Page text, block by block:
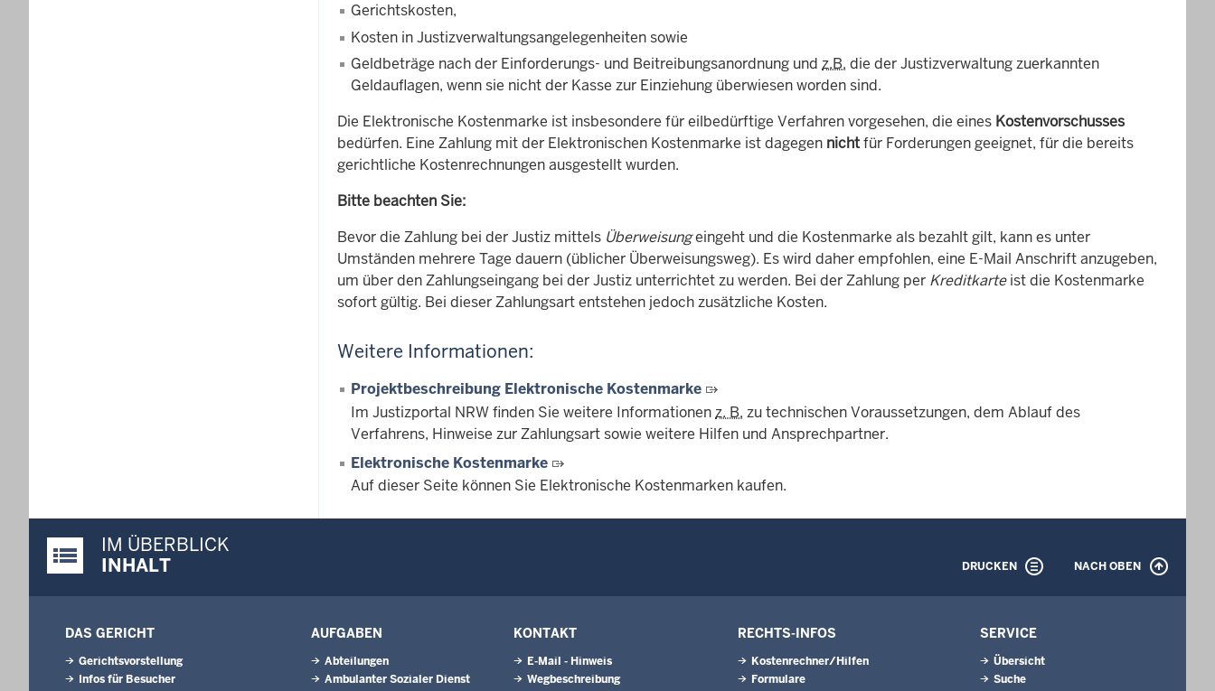
Gerichtskosten,
Kosten in Justizverwaltungsangelegenheiten sowie
Geldbeträge nach der Einforderungs- und Beitreibungsanordnung und z.B. die der Justizverwaltung zuerkannten
Geldauflagen, wenn sie nicht der Kasse zur Einziehung überwiesen worden sind.
Die Elektronische Kostenmarke ist insbesondere für eilbedürftige Verfahren vorgesehen, die eines Kostenvorschusses
bedürfen. Eine Zahlung mit der Elektronischen Kostenmarke ist dagegen nichtfür Forderungen geeignet, für die bereits
gerichtliche Kostenrechnungen ausgestellt wurden.
Bitte beachten Sie:
Bevor die Zahlung bei der Justiz mittels Überweisungeingeht und die Kostenmarke als bezahlt gilt, kann es unter
Umständen mehrere Tage dauern (üblicher Überweisungsweg). Es wird daher empfohlen, eine E-Mail Anschrift anzugeben,
um über den Zahlungseingang bei der Justiz unterrichtet zu werden. Bei der Zahlung per Kreditkarteist die Kostenmarke
sofort gültig. Bei dieser Zahlungsart entstehen jedoch zusätzliche Kosten.
Weitere Informationen:
Projektbeschreibung Elektronische Kostenmarke
Im Justizportal NRW finden Sie weitere Informationenz. B. zu technischen Voraussetzungen, dem Ablauf des
Verfahrens, Hinweise zur Zahlungsart sowie weitere Hilfen und Ansprechpartner.
Elektronische Kostenmarke
Auf dieser Seite können Sie Elektronische Kostenmarken kaufen.
Justiz-Portal im Überblick:
IM ÜBERBLICK
INHALT
DRUCKEN NACH OBEN
DAS GERICHT
Gerichtsvorstellung
Infos für Besucher
AUFGABEN
Abteilungen
Ambulanter Sozialer Dienst
KONTAKT
E-Mail - Hinweis
Wegbeschreibung
RECHTS-INFOS
Kostenrechner/Hilfen
Formulare
SERVICE
Übersicht
Suche